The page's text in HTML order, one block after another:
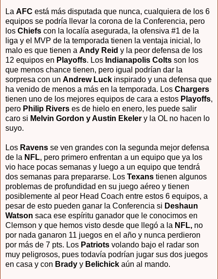
La AFC está más disputada que nunca, cualquiera de los 6
equipos se podría llevar la corona de la Conferencia, pero
los Chiefs con la localía asegurada, la ofensiva #1 de la
liga y el MVP de la temporada tienen la ventaja inicial, lo
malo es que tienen a Andy Reid y la peor defensa de los
12 equipos en Playoffs. Los Indianapolis Colts son los
que menos chance tienen, pero igual podrían dar la
sorpresa con un Andrew Luck inspirado y una defensa que
ha venido de menos a más en la temporada. Los Chargers
tienen uno de los mejores equipos de cara a estos Playoffs,
pero Philip Rivers es de hielo en enero, les puede salir
caro si Melvin Gordon y Austin Ekeler y la OL no hacen lo
suyo.
Los Ravens se ven grandes con la segunda mejor defensa
de la NFL, pero primero enfrentan a un equipo que ya los
vio hace pocas semanas y luego a un equipo que tendrá
dos semanas para prepararse. Los Texans tienen algunos
problemas de profundidad en su juego aéreo y tienen
posiblemente al peor Head Coach entre estos 6 equipos, a
pesar de esto pueden ganar la Conferencia si Deshaun
Watson saca ese espíritu ganador que le conocimos en
Clemson y que hemos visto desde que llegó a la NFL, no
por nada ganaron 11 juegos en el año y nunca perdieron
por más de 7 pts. Los Patriots volando bajo el radar son
muy peligrosos, pues todavía podrían jugar sus dos juegos
en casa y con Brady y Belichick aún al mando.